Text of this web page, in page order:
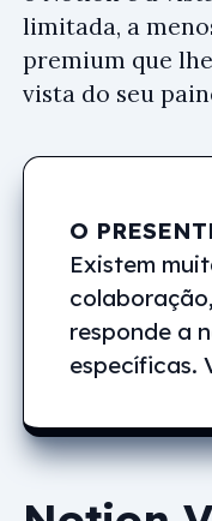
limitada, a
premium que
vista do seu
O
Existem
responde a
específicas.